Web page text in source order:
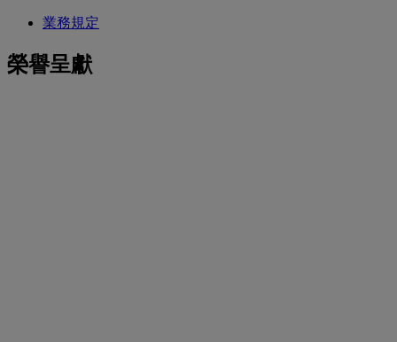
業務規定
榮譽呈獻